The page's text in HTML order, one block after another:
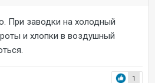
При заводки на холодный
и хлопки в воздушный
1